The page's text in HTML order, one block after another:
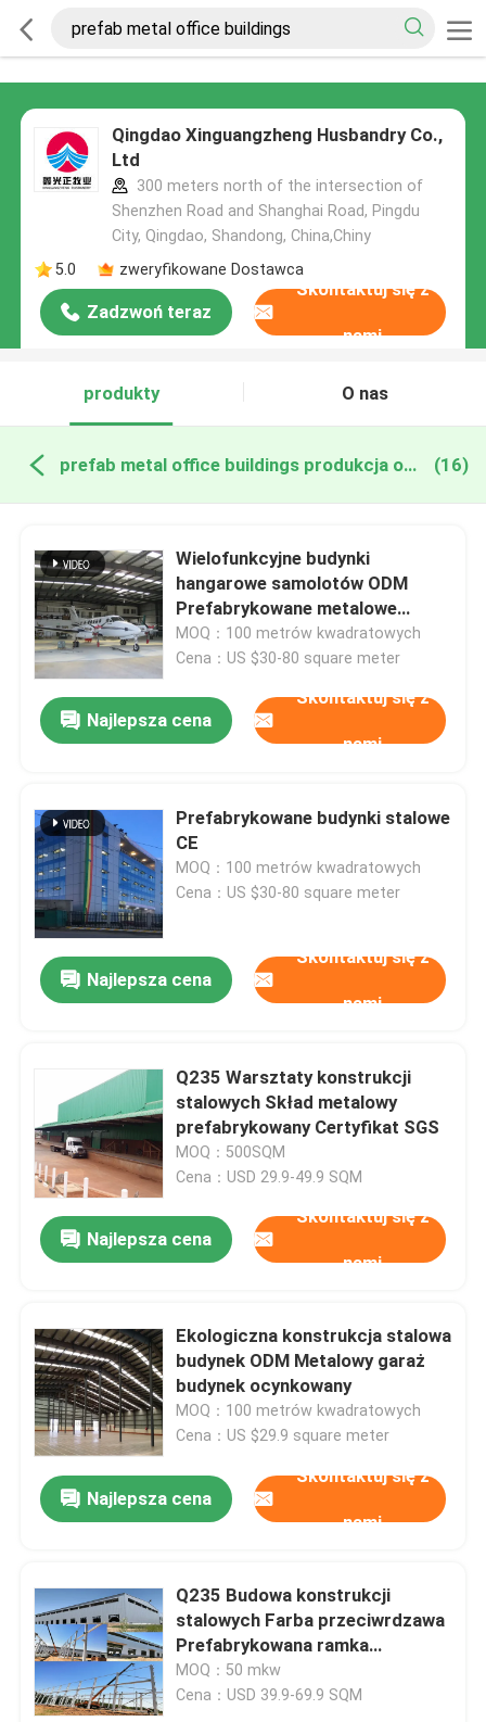
Qingdao Xinguangzheng Husbandry Co.,
Ltd
300 meters north of the intersection of
Shenzhen Road and Shanghai Road, Pingdu
City, Qingdao, Shandong, China,Chiny
5.0
zweryfikowane Dostawca
Zadzwoń teraz
Skontaktuj się z
nami
produkty O nas
prefab metal office buildings produkcja online (16)
Wielofunkcyjne budynki
hangarowe samolotów ODM
Prefabrykowane metalowe
biurowe budynki
MOQ：100 metrów kwadratowych
Cena：US $30-80 square meter
Najlepsza cena
Skontaktuj się z
nami
Prefabrykowane budynki stalowe
CE
MOQ：100 metrów kwadratowych
Cena：US $30-80 square meter
Najlepsza cena
Skontaktuj się z
nami
Q235 Warsztaty konstrukcji
stalowych Skład metalowy
prefabrykowany Certyfikat SGS
MOQ：500SQM
Cena：USD 29.9-49.9 SQM
Najlepsza cena
Skontaktuj się z
nami
Ekologiczna konstrukcja stalowa
budynek ODM Metalowy garaż
budynek ocynkowany
MOQ：100 metrów kwadratowych
Cena：US $29.9 square meter
Najlepsza cena
Skontaktuj się z
nami
Q235 Budowa konstrukcji
stalowych Farba przeciwrdzawa
Prefabrykowana ramka
metalowa
MOQ：50 mkw
Cena：USD 39.9-69.9 SQM